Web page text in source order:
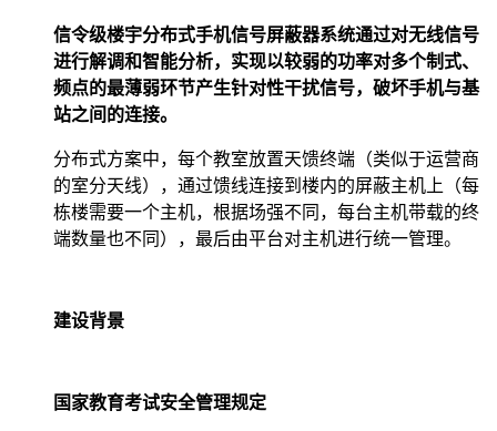
信令级楼宇分布式手机信号屏蔽器系统通过对无线信号
进行解调和智能分析，实现以较弱的功率对多个制式、
频点的最薄弱环节产生针对性干扰信号，破坏手机与基
站之间的连接。
分布式方案中，每个教室放置天馈终端（类似于运营商
的室分天线），通过馈线连接到楼内的屏蔽主机上（每
栋楼需要一个主机，根据场强不同，每台主机带载的终
端数量也不同），最后由平台对主机进行统一管理。
建设背景
国家教育考试安全管理规定